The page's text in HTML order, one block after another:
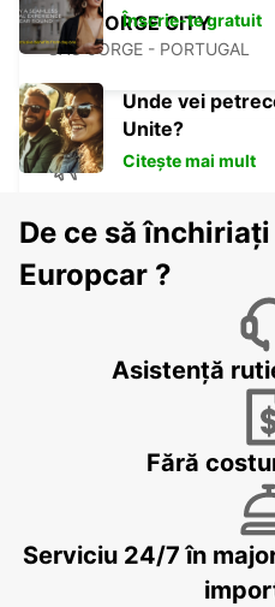
SAO JORGE CITY
SAO JORGE - PORTUGAL
SAO JORGE - PORTUGAL
ANGRA DO HEROISMO
ANGRA DO HEROISMO -
ANGRA DO HEROISMO
LAJES - PORTUGAL
Înscrie-te gratuit
Unde vei
Unite?
Citește mai mult
De ce să
Europcar ?
Asistență
Fără
Serviciu 24/7 în